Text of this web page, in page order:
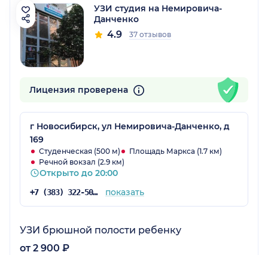
УЗИ студия на Немировича-
Данченко
4.9 37 отзывов
Лицензия проверена
г Новосибирск, ул Немировича-Данченко, д
169
Студенческая (500 м)
Площадь Маркса (1.7 км)
Речной вокзал (2.9 км)
Открыто до 20:00
+7 (383) 322-50-35 показать
УЗИ брюшной полости ребенку
от 2 900 ₽